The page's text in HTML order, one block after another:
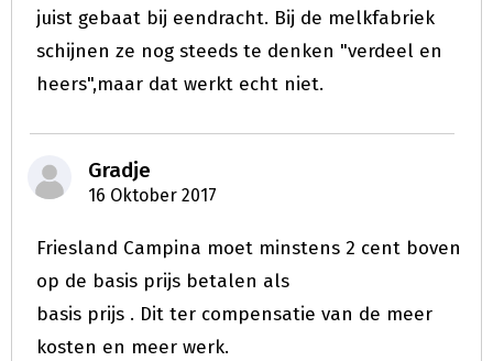
juist gebaat bij eendracht. Bij de melkfabriek
schijnen ze nog steeds te denken "verdeel en
heers",maar dat werkt echt niet.
Gradje
16 Oktober 2017
Friesland Campina moet minstens 2 cent boven
op de basis prijs betalen als
basis prijs . Dit ter compensatie van de meer
kosten en meer werk.